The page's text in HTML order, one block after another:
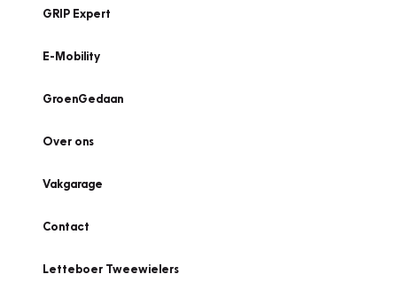
GRIP Expert
E-Mobility
GroenGedaan
Over ons
Vakgarage
Contact
Letteboer Tweewielers